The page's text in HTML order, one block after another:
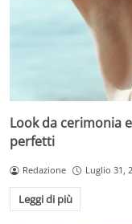
Look da cerimonia
perfetti
Redazione Luglio 31,
Leggi di più